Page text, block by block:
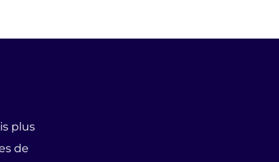
plus
de